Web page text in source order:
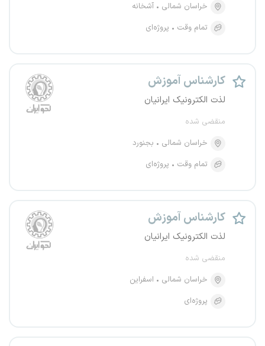
خراسان شمالی
آشخانه
تمام وقت
پروژه‌ای
کارشناس آموزش
لذت الکترونیک ایرانیان
منقضی شده
خراسان شمالی
بجنورد
تمام وقت
پروژه‌ای
کارشناس آموزش
لذت الکترونیک ایرانیان
منقضی شده
خراسان شمالی
اسفراین
پروژه‌ای